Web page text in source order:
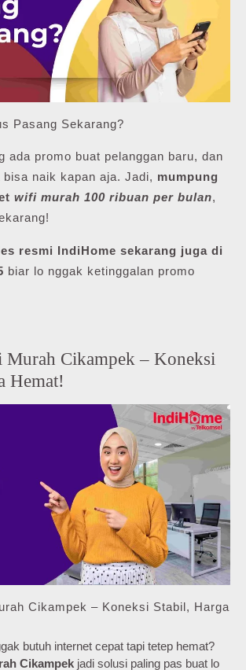
Pasang Sekarang?
ada promo buat pelanggan baru, dan
bisa naik kapan aja. Jadi, mumpung
wifi murah 100 ribuan per bulan,
resmi IndiHome sekarang juga di
biar lo nggak ketinggalan promo
Murah Cikampek – Koneksi
Hemat!
Cikampek – Koneksi Stabil, Harga
butuh internet cepat tapi tetep hemat?
Cikampek jadi solusi paling pas buat lo